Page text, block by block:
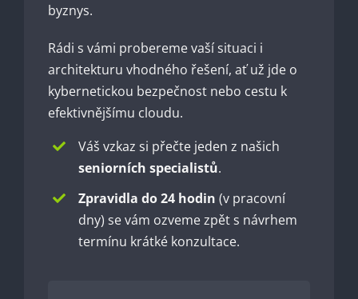
byznys.
Rádi s vámi probereme vaší situaci i
architekturu vhodného řešení, ať už jde o
kybernetickou bezpečnost nebo cestu k
efektivnějšímu cloudu.
Váš vzkaz si přečte jeden z našich
seniorních specialistů.
Zpravidla do 24 hodin (v pracovní
dny) se vám ozveme zpět s návrhem
termínu krátké konzultace.